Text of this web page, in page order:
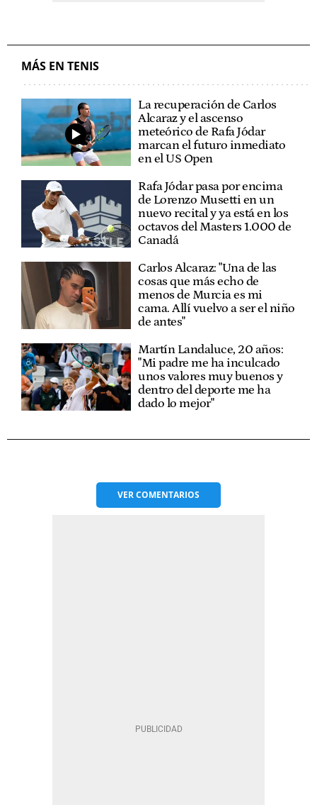
MÁS EN TENIS
La recuperación de Carlos
Alcaraz y el ascenso
meteórico de Rafa Jódar
marcan el futuro inmediato
en el US Open
Rafa Jódar pasa por encima
de Lorenzo Musetti en un
nuevo recital y ya está en los
octavos del Masters 1.000 de
Canadá
Carlos Alcaraz: "Una de las
cosas que más echo de
menos de Murcia es mi
cama. Allí vuelvo a ser el niño
de antes"
Martín Landaluce, 20 años:
"Mi padre me ha inculcado
unos valores muy buenos y
dentro del deporte me ha
dado lo mejor"
VERCOMENTARIOS